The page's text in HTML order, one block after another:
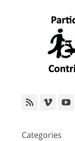
Feed Vimeo
Categories